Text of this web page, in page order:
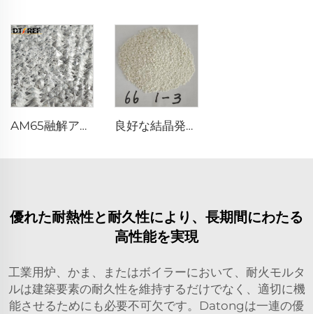
AM65融解アルミナマグネシアスピンエル 良好な結晶発達を持つ焼結アルミナマグネシアスピンエル
優れた耐熱性と耐久性により、長期間にわたる
高性能を実現
工業用炉、かま、またはボイラーにおいて、耐火モルタ
ルは建築要素の耐久性を維持するだけでなく、適切に機
能させるためにも必要不可欠です。Datongは一連の優